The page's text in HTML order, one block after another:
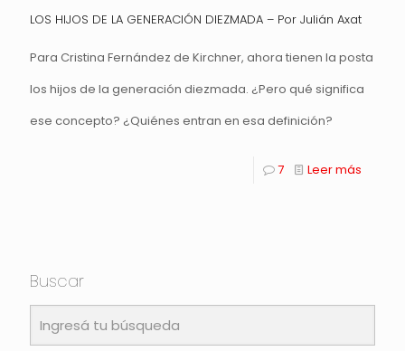
LOS HIJOS DE LA GENERACIÓN DIEZMADA – Por Julián Axat
Para Cristina Fernández de Kirchner, ahora tienen la posta
los hijos de la generación diezmada. ¿Pero qué significa
ese concepto? ¿Quiénes entran en esa definición?
7 Leer más
Buscar